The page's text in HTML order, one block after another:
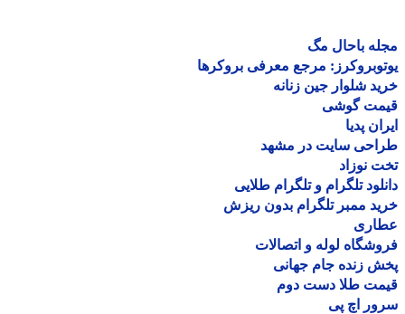
باحال مگ
مرجع معرفی بروکرها
شلوار جین زنانه
گوشی
پدیا
سایت در مشهد
نوزاد
تلگرام و تلگرام طلایی
ممبر تلگرام بدون ریزش
لوله و اتصالات
زنده جام جهانی
طلا دست دوم
اچ پی